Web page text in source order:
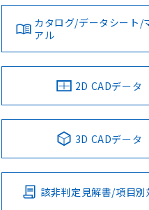
カタログ/データシート/
アル
2D CADデータ
3D CADデータ
該非判定見解書/項目別